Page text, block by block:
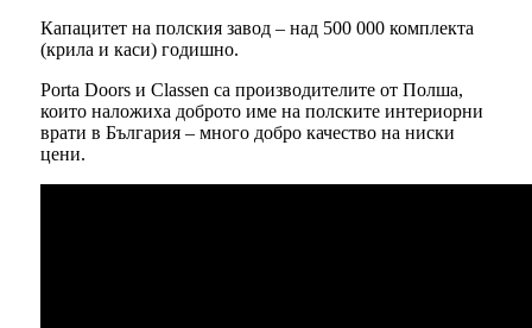
Капацитет на полския завод – над 500 000 комплекта
(крила и каси) годишно.
Porta Doors и Classen са производителите от Полша,
които наложиха доброто име на полските интериорни
врати в България – много добро качество на ниски
цени.